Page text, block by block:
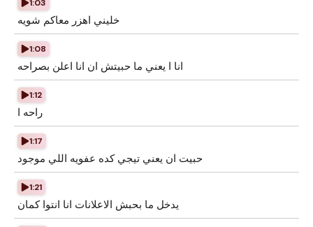
1:03
خليني اهزر معاكم شويه
1:08
انا ا يعني ما حبيتش ان انا اعلن بصراحه
1:12
راحه ا
1:17
حبيت ان يعني تيجي كده عفويه اللي موجود
1:21
يدخل ما بحبش الاعلانات انا انتوا كمان